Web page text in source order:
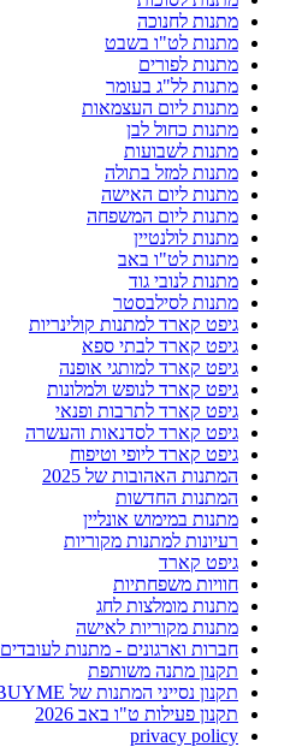
מתנות לחנוכה
מתנות לט"ו בשבט
מתנות לפורים
מתנות לל"ג בעומר
מתנות ליום העצמאות
מתנות כחול לבן
מתנות לשבועות
מתנות למזל בתולה
מתנות ליום האישה
מתנות ליום המשפחה
מתנות לולנטיין
מתנות לט"ו באב
מתנות לנובי גוד
מתנות לסילבסטר
גיפט קארד למתנות קולינריות
גיפט קארד לבתי ספא
גיפט קארד למותגי אופנה
גיפט קארד לנופש ולמלונות
גיפט קארד לתרבות ופנאי
גיפט קארד לסדנאות והעשרה
גיפט קארד ליופי וטיפוח
המתנות האהובות של 2025
המתנות החדשות
מתנות במימוש אונליין
רעיונות למתנות מקוריות
גיפט קארד
חוויות משפחתיות
מתנות מומלצות לחג
מתנות מקוריות לאישה
חברות וארגונים - מתנות לעובדים
תקנון מתנה משותפת
תקנון נסייני המתנות של BUYME
תקנון פעילות ט"ו באב 2026
privacy policy